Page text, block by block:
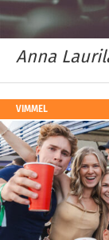
Anna
VIMMEL